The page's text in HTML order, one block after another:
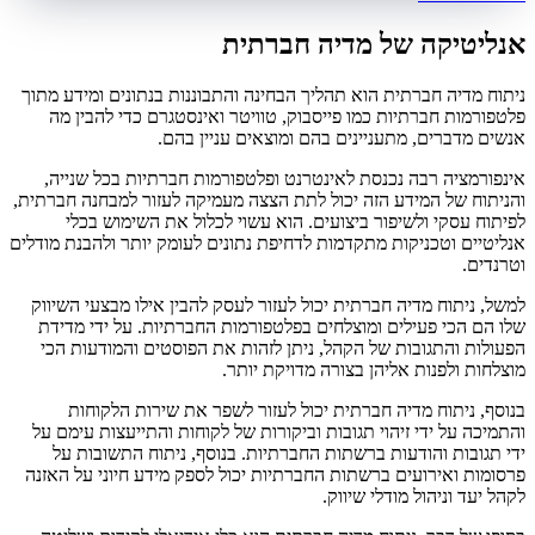
אנליטיקה של מדיה חברתית
ניתוח מדיה חברתית הוא תהליך הבחינה והתבוננות בנתונים ומידע מתוך
פלטפורמות חברתיות כמו פייסבוק, טוויטר ואינסטגרם כדי להבין מה
אנשים מדברים, מתעניינים בהם ומוצאים עניין בהם.
אינפורמציה רבה נכנסת לאינטרנט ופלטפורמות חברתיות בכל שנייה,
והניתוח של המידע הזה יכול לתת הצצה מעמיקה לעזור למבחנה חברתית,
לפיתוח עסקי ולשיפור ביצועים. הוא עשוי לכלול את השימוש בכלי
אנליטיים וטכניקות מתקדמות לדחיפת נתונים לעומק יותר ולהבנת מודלים
וטרנדים.
למשל, ניתוח מדיה חברתית יכול לעזור לעסק להבין אילו מבצעי השיווק
שלו הם הכי פעילים ומוצלחים בפלטפורמות החברתיות. על ידי מדידת
הפעולות והתגובות של הקהל, ניתן לזהות את הפוסטים והמודעות הכי
מוצלחות ולפנות אליהן בצורה מדויקת יותר.
בנוסף, ניתוח מדיה חברתית יכול לעזור לשפר את שירות הלקוחות
והתמיכה על ידי זיהוי תגובות וביקורות של לקוחות והתייעצות עימם על
ידי תגובות והודעות ברשתות החברתיות. בנוסף, ניתוח התשובות על
פרסומות ואירועים ברשתות החברתיות יכול לספק מידע חיוני על האזנה
לקהל יעד וניהול מודלי שיווק.